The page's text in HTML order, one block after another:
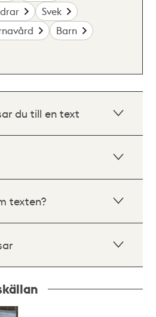
Svek
Barn
du till en text
texten?